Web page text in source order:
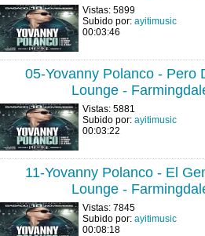
Vistas: 5899
Subido por: ayitimusic
00:03:46
05-Yovanny Polanco - Pero
Lounge -
Vistas: 5881
Subido por: ayitimusic
00:03:22
11-Yovanny Polanco - El
Lounge -
Vistas: 7845
Subido por: ayitimusic
00:08:18